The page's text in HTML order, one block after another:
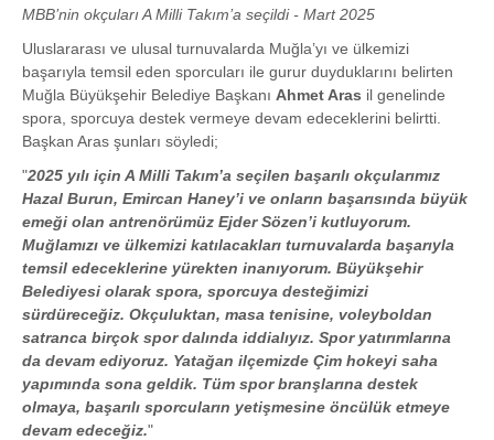
MBB’nin okçuları A Milli Takım’a seçildi - Mart 2025
Uluslararası ve ulusal turnuvalarda Muğla’yı ve ülkemizi
başarıyla temsil eden sporcuları ile gurur duyduklarını belirten
Muğla Büyükşehir Belediye Başkanı Ahmet Aras il genelinde
spora, sporcuya destek vermeye devam edeceklerini belirtti.
Başkan Aras şunları söyledi;
"2025 yılı için A Milli Takım’a seçilen başarılı okçularımız
Hazal Burun, Emircan Haney’i ve onların başarısında büyük
emeği olan antrenörümüz Ejder Sözen’i kutluyorum.
Muğlamızı ve ülkemizi katılacakları turnuvalarda başarıyla
temsil edeceklerine yürekten inanıyorum. Büyükşehir
Belediyesi olarak spora, sporcuya desteğimizi
sürdüreceğiz. Okçuluktan, masa tenisine, voleyboldan
satranca birçok spor dalında iddialıyız. Spor yatırımlarına
da devam ediyoruz. Yatağan ilçemizde Çim hokeyi saha
yapımında sona geldik. Tüm spor branşlarına destek
olmaya, başarılı sporcuların yetişmesine öncülük etmeye
devam edeceğiz."